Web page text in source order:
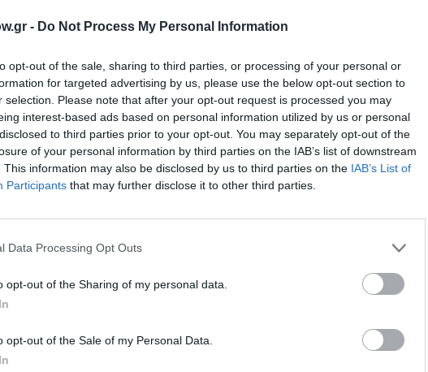
- Do Not Process My Personal Information
opt-out of the sale, sharing to third parties, or processing of your personal or
for targeted advertising by us, please use the below opt-out section to
selection. Please note that after your opt-out request is processed you may
interest-based ads based on personal information utilized by us or personal
to third parties prior to your opt-out. You may separately opt-out of the
of your personal information by third parties on the IAB’s list of downstream
This information may also be disclosed by us to third parties on the IAB’s List of
Participants that may further disclose it to other third parties.
Data Processing Opt Outs
opt-out of the Sharing of my personal data.
opt-out of the Sale of my Personal Data.
στο Φεστιβάλ στη Σκιά των Βράχων 2026
Τοποθεσία:
Δημοτικό Κηποθέατρο Παπάγου, Κορυτσάς (6η στάση Παπάγου),